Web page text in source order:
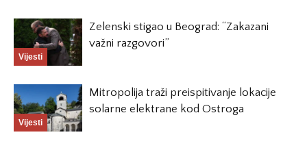
Vijesti
Zelenski stigao u Beograd: “Zakazani
važni razgovori”
Vijesti
Mitropolija traži preispitivanje lokacije
solarne elektrane kod Ostroga